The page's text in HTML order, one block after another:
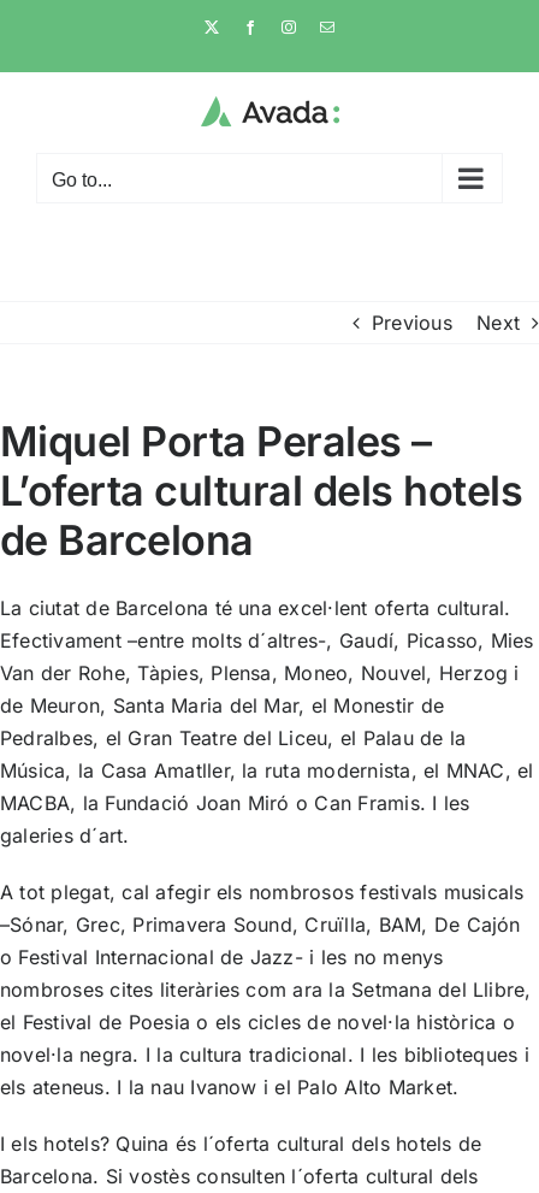
content
X FacebookInstagramEmail
Go to...
Previous Next
Miquel Porta Perales –
L’oferta cultural dels hotels
de Barcelona
La ciutat de Barcelona té una excel·lent oferta cultural.
Efectivament –entre molts d´altres-, Gaudí, Picasso, Mies
Van der Rohe, Tàpies, Plensa, Moneo, Nouvel, Herzog i
de Meuron, Santa Maria del Mar, el Monestir de
Pedralbes, el Gran Teatre del Liceu, el Palau de la
Música, la Casa Amatller, la ruta modernista, el MNAC, el
MACBA, la Fundació Joan Miró o Can Framis. I les
galeries d´art.
A tot plegat, cal afegir els nombrosos festivals musicals
–Sónar, Grec, Primavera Sound, Cruïlla, BAM, De Cajón
o Festival Internacional de Jazz- i les no menys
nombroses cites literàries com ara la Setmana del Llibre,
el Festival de Poesia o els cicles de novel·la històrica o
novel·la negra. I la cultura tradicional. I les biblioteques i
els ateneus. I la nau Ivanow i el Palo Alto Market.
I els hotels? Quina és l´oferta cultural dels hotels de
Barcelona. Si vostès consulten l´oferta cultural dels